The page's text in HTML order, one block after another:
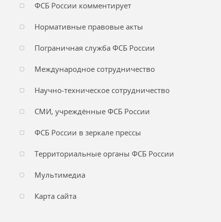
ФСБ России комментирует
Нормативные правовые акты
Пограничная служба ФСБ России
Международное сотрудничество
Научно-техническое сотрудничество
СМИ, учреждённые ФСБ России
ФСБ России в зеркале прессы
Территориальные органы ФСБ России
Мультимедиа
Карта сайта